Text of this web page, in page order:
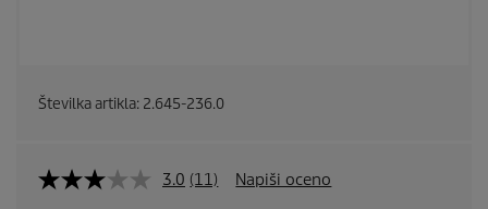
Številka artikla: 2.645-236.0
3.0 (11) Napiši oceno